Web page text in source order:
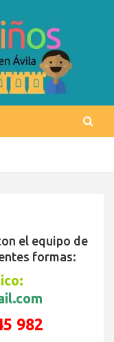
el equipo de
formas:
982